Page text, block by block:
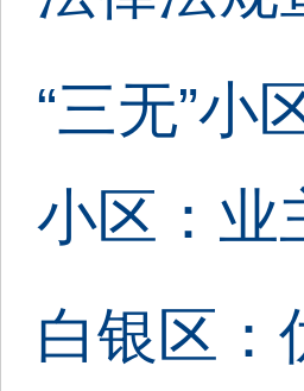
“三无”小
小区：业
白银区：